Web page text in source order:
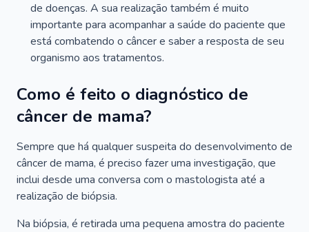
de doenças. A sua realização também é muito
importante para acompanhar a saúde do paciente que
está combatendo o câncer e saber a resposta de seu
organismo aos tratamentos.
Como é feito o diagnóstico de
câncer de mama?
Sempre que há qualquer suspeita do desenvolvimento de
câncer de mama, é preciso fazer uma investigação, que
inclui desde uma conversa com o mastologista até a
realização de biópsia.
Na biópsia, é retirada uma pequena amostra do paciente